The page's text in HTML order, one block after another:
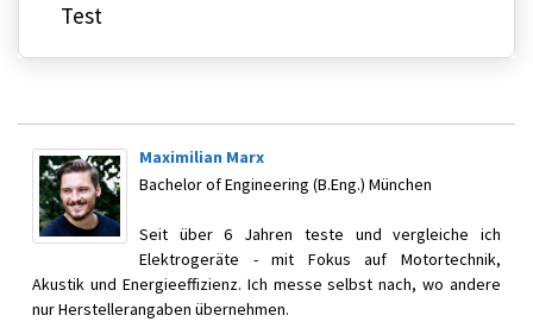
Test
Maximilian Marx
Bachelor of Engineering (B.Eng.) München
Seit über 6 Jahren teste und vergleiche ich
Elektrogeräte - mit Fokus auf Motortechnik,
Akustik und Energieeffizienz. Ich messe selbst nach, wo andere
nur Herstellerangaben übernehmen.